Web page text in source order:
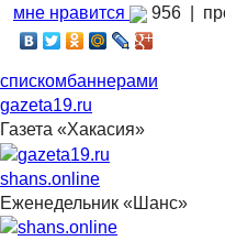
мне нравится 956 |
спискомбаннерами
gazeta19.ru
Газета «Хакасия»
shans.online
Еженедельник «Шанс»